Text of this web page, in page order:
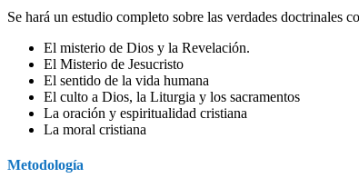
Se hará un estudio completo sobre las verdades doctrinales
El misterio de Dios y la Revelación.
El Misterio de Jesucristo
El sentido de la vida humana
El culto a Dios, la Liturgia y los sacramentos
La oración y espiritualidad cristiana
La moral cristiana
Metodología